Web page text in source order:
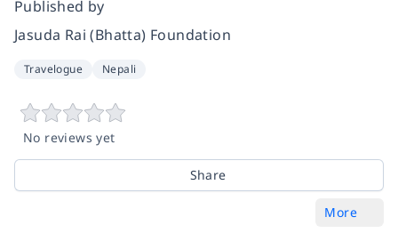
Published by
Jasuda Rai (Bhatta) Foundation
Travelogue Nepali
No reviews yet
Share
More